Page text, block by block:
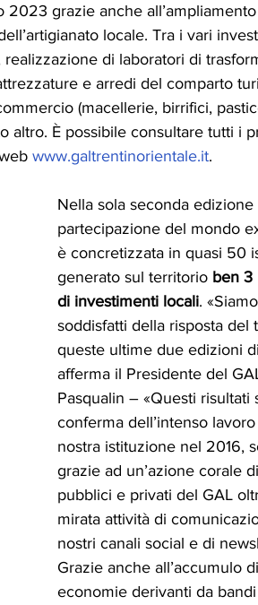
2023 grazie anche
locale. Tra i vari
di laboratori di
e arredi del comparto
(macellerie, birrifici,
altro. È possibile consultare tutti i
www.galtrentinorientale.it.
Nella sola seconda
partecipazione del mondo
è concretizzata in quasi 50
generato sul territorio ben 3
di investimenti locali.
soddisfatti della risposta del
queste ultime due edizioni
afferma il Presidente del
Pasqualin – «Questi risultati
conferma dell’intenso
nostra istituzione nel 2016,
grazie ad un’azione corale
pubblici e privati del GAL
mirata attività di
nostri canali social e di
Grazie anche all’accumulo
economie derivanti da